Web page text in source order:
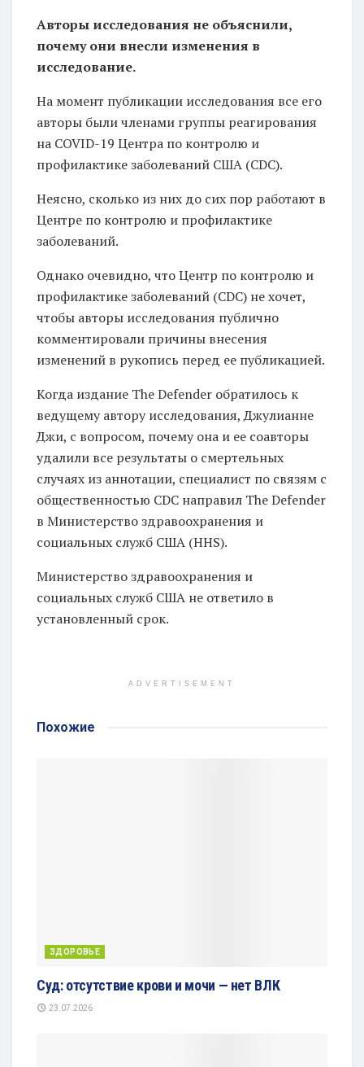
Авторы исследования не объяснили,
почему они внесли изменения в
исследование.
На момент публикации исследования все его
авторы были членами группы реагирования
на COVID-19 Центра по контролю и
профилактике заболеваний США (CDC).
Неясно, сколько из них до сих пор работают в
Центре по контролю и профилактике
заболеваний.
Однако очевидно, что Центр по контролю и
профилактике заболеваний (CDC) не хочет,
чтобы авторы исследования публично
комментировали причины внесения
изменений в рукопись перед ее публикацией.
Когда издание The Defender обратилось к
ведущему автору исследования, Джулианне
Джи, с вопросом, почему она и ее соавторы
удалили все результаты о смертельных
случаях из аннотации, специалист по связям с
общественностью CDC направил The Defender
в Министерство здравоохранения и
социальных служб США (HHS).
Министерство здравоохранения и
социальных служб США не ответило в
установленный срок.
ADVERTISEMENT
Похожие
ЗДОРОВЬЕ
Суд: отсутствие крови и мочи — нет ВЛК
23.07.2026